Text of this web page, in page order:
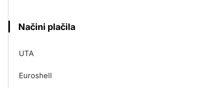
Načini plačila
UTA
Euroshell